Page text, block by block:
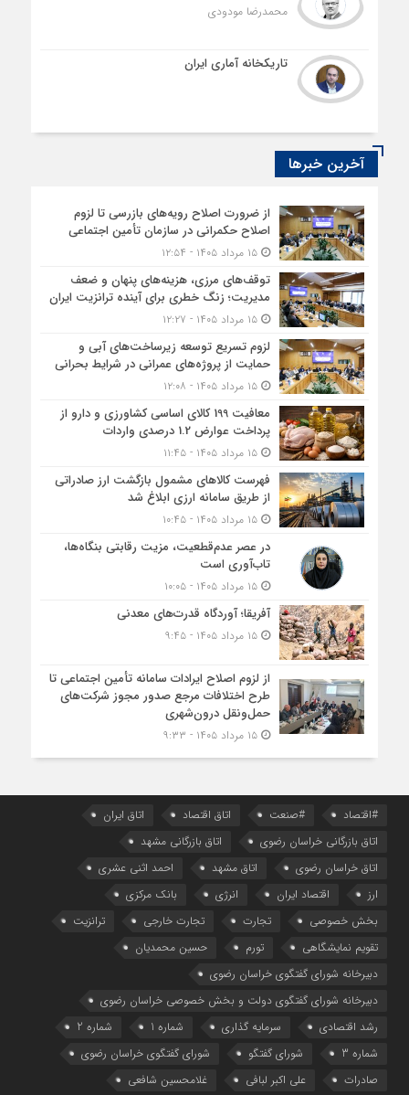
محمدرضا مودودی
تاریکخانه آماری ایران
آخرین خبرها
از ضرورت اصلاح رویه‌های بازرسی تا لزوم
اصلاح حکمرانی در سازمان تأمین اجتماعی
۱۵ مرداد ۱۴۰۵ - ۱۲:۵۴
توقف‌های مرزی، هزینه‌های پنهان و ضعف
مدیریت؛ زنگ خطری برای آینده ترانزیت ایران
۱۵ مرداد ۱۴۰۵ - ۱۲:۲۷
لزوم تسریع توسعه زیرساخت‌های آبی و
حمایت از پروژه‌های عمرانی در شرایط بحرانی
۱۵ مرداد ۱۴۰۵ - ۱۲:۰۸
معافیت 199 کالای اساسی کشاورزی و دارو از
پرداخت عوارض 1.2 درصدی واردات
۱۵ مرداد ۱۴۰۵ - ۱۱:۴۵
فهرست کالاهای مشمول بازگشت ارز صادراتی
از طریق سامانه ارزی ابلاغ شد
۱۵ مرداد ۱۴۰۵ - ۱۰:۴۵
در عصر عدم‌قطعیت، مزیت رقابتی بنگاه‌ها،
تاب‌آوری است
۱۵ مرداد ۱۴۰۵ - ۱۰:۰۵
آفریقا؛ آوردگاه قدرت‌های معدنی
۱۵ مرداد ۱۴۰۵ - ۹:۴۵
از لزوم اصلاح ایرادات سامانه تأمین اجتماعی تا
طرح اختلافات مرجع صدور مجوز شرکت‌های
حمل‌ونقل درون‌شهری
۱۵ مرداد ۱۴۰۵ - ۹:۳۳
#اقتصاد #صنعت اتاق اقتصاد
اتاق ایران
اتاق بازرگانی خراسان رضوی
اتاق بازرگانی مشهد
اتاق خراسان رضوی
اتاق مشهد
احمد اثنی عشری
ارز
اقتصاد ایران انرژی
بانک مرکزی
بخش خصوصی
تجارت تجارت خارجی
ترانزیت
تقویم نمایشگاهی
تورم
حسین محمدیان
دبیرخانه شورای گفتگوی خراسان رضوی
دبیرخانه شورای گفتگوی دولت و بخش خصوصی خراسان رضوی
رشد اقتصادی
سرمایه گذاری شماره 1
شماره 2
شماره 3
شورای گفتگو
شورای گفتگوی خراسان رضوی
صادرات
علی اکبر لبافی غلامحسین شافعی